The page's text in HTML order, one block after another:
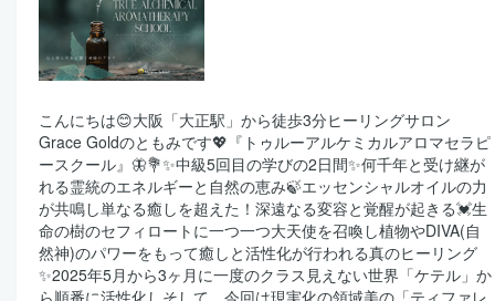
こんにちは😊大阪「大正駅」から徒歩3分ヒーリングサロン
Grace Goldのともみです💖『トゥルーアルケミカルアロマセラピ
ースクール』🦋💐✨中級5回目の学びの2日間✨何千年と受け継が
れる霊統のエネルギーと自然の恵み🍃エッセンシャルオイルの力
が共鳴し単なる癒しを超えた！深遠なる変容と覚醒が起きる💓生
命の樹のセフィロートに一つ一つ大天使を召喚し植物やDIVA(自
然神)のパワーをもって癒しと活性化が行われる真のヒーリング
✨2025年5月から3ヶ月に一度のクラス見えない世界「ケテル」か